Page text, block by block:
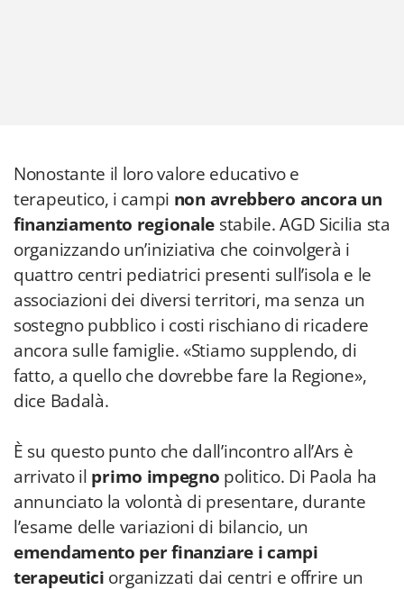
Nonostante il loro valore educativo e
terapeutico, i campi non avrebbero ancora un
finanziamento regionale stabile. AGD Sicilia sta
organizzando un’iniziativa che coinvolgerà i
quattro centri pediatrici presenti sull’isola e le
associazioni dei diversi territori, ma senza un
sostegno pubblico i costi rischiano di ricadere
ancora sulle famiglie. «Stiamo supplendo, di
fatto, a quello che dovrebbe fare la Regione»,
dice Badalà.
È su questo punto che dall’incontro all’Ars è
arrivato il primo impegno politico. Di Paola ha
annunciato la volontà di presentare, durante
l’esame delle variazioni di bilancio, un
emendamento per finanziare i campi
terapeutici organizzati dai centri e offrire un